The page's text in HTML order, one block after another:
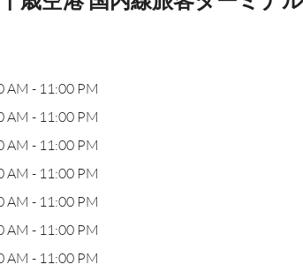
AM - 11:00 PM
AM - 11:00 PM
AM - 11:00 PM
AM - 11:00 PM
AM - 11:00 PM
AM - 11:00 PM
AM - 11:00 PM